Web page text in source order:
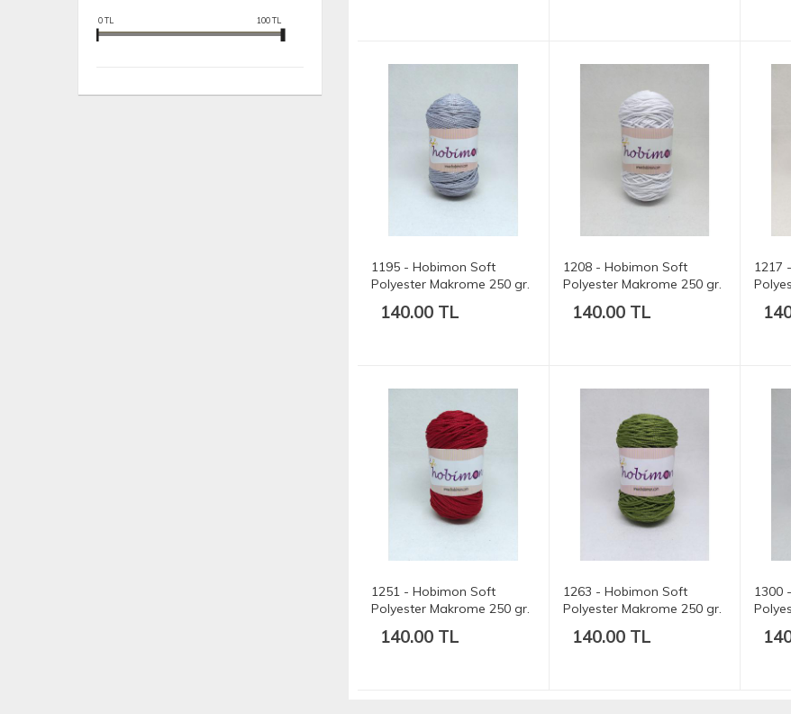
0TL 100TL
1195 - Hobimon Soft
Polyester Makrome 250 gr.
140.00 TL
1208 - Hobimon Soft
Polyester Makrome 250 gr.
140.00 TL
1217
1251 - Hobimon Soft
Polyester Makrome 250 gr.
140.00 TL
1263 - Hobimon Soft
Polyester Makrome 250 gr.
140.00 TL
1300